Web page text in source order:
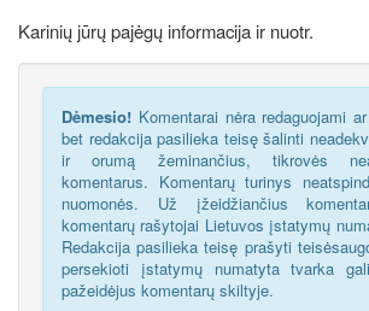
Karinių jūrų pajėgų informacija ir nuotr.
Dėmesio! Komentarai nėra redaguojami
bet redakcija pasilieka teisę šalinti
ir orumą žeminančius, tikrovės
komentarus. Komentarų turinys
nuomonės. Už įžeidžiančius
komentarų rašytojai Lietuvos įstatymų
Redakcija pasilieka teisę prašyti
persekioti įstatymų numatyta tvarka
pažeidėjus komentarų skiltyje.